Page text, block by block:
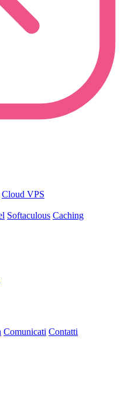
Cloud VPS
Softaculous Caching
Comunicati Contatti